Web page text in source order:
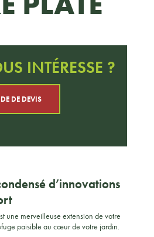
INTÉRESSE ?
DE DEVIS
d’innovations
une merveilleuse extension de votre
paisible au cœur de votre jardin.